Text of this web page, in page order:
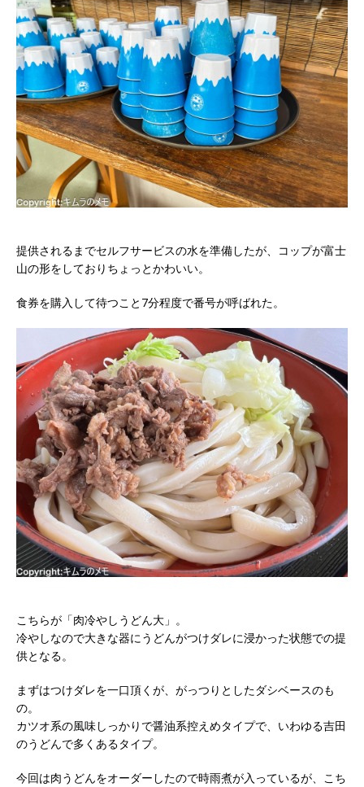
提供されるまでセルフサービスの水を準備したが、コップが富士
山の形をしておりちょっとかわいい。
食券を購入して待つこと7分程度で番号が呼ばれた。
こちらが「肉冷やしうどん大」。
冷やしなので大きな器にうどんがつけダレに浸かった状態での提
供となる。
まずはつけダレを一口頂くが、がっつりとしたダシベースのも
の。
カツオ系の風味しっかりで醤油系控えめタイプで、いわゆる吉田
のうどんで多くあるタイプ。
今回は肉うどんをオーダーしたので時雨煮が入っているが、こち